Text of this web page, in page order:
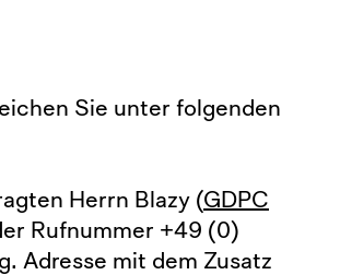
Sie unter folgenden
Herrn Blazy (GDPC
Rufnummer +49 (0)
Adresse mit dem Zusatz